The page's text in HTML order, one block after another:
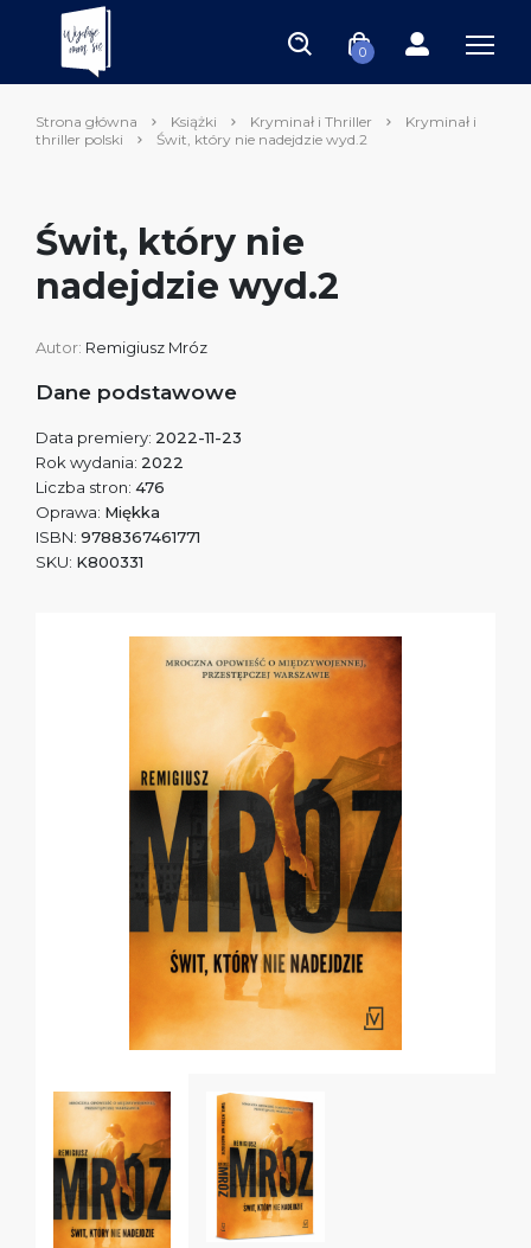
0
Strona główna Książki Kryminał i Thriller
Kryminał i
thriller polski
Świt, który nie nadejdzie wyd.2
Świt, który nie
nadejdzie wyd.2
Autor: Remigiusz Mróz
Dane podstawowe
Data premiery: 2022-11-23
Rok wydania: 2022
Liczba stron: 476
Oprawa: Miękka
ISBN: 9788367461771
SKU: K800331